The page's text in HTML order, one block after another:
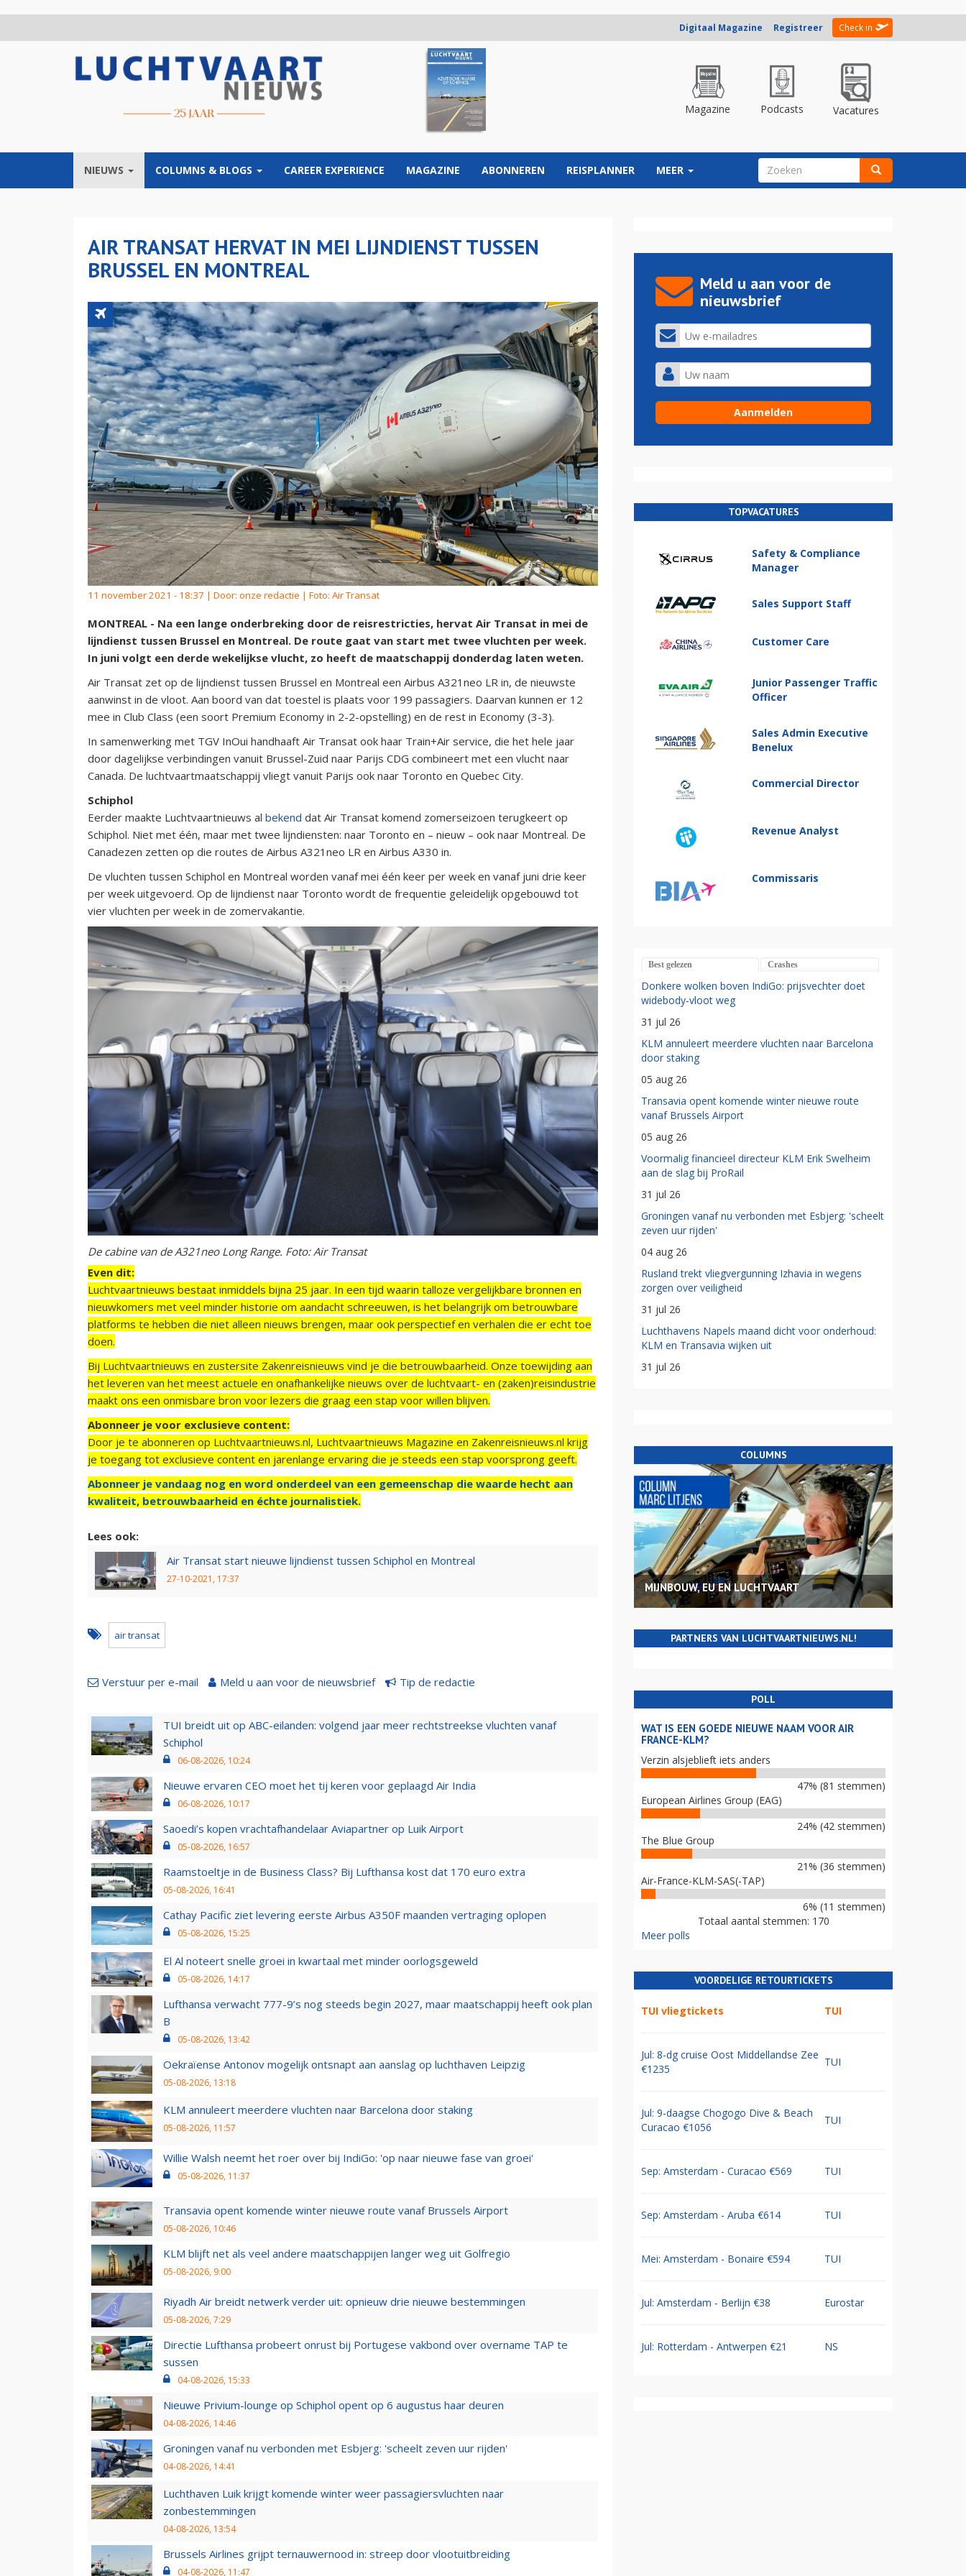
Digitaal Magazine Registreer Check in
Magazine Podcasts Vacatures
NIEUWS COLUMNS & BLOGS CAREER EXPERIENCE MAGAZINE ABONNEREN REISPLANNER MEER ZOEKVELD
AIR TRANSAT HERVAT IN MEI LIJNDIENST TUSSEN
BRUSSEL EN MONTREAL
11 november 2021 - 18:37 | Door: onze redactie | Foto: Air Transat
MONTREAL - Na een lange onderbreking door de reisrestricties, hervat Air Transat in mei de
lijndienst tussen Brussel en Montreal. De route gaat van start met twee vluchten per week.
In juni volgt een derde wekelijkse vlucht, zo heeft de maatschappij donderdag laten weten.
Air Transat zet op de lijndienst tussen Brussel en Montreal een Airbus A321neo LR in, de nieuwste
aanwinst in de vloot. Aan boord van dat toestel is plaats voor 199 passagiers. Daarvan kunnen er 12
mee in Club Class (een soort Premium Economy in 2-2-opstelling) en de rest in Economy (3-3).
In samenwerking met TGV InOui handhaaft Air Transat ook haar Train+Air service, die het hele jaar
door dagelijkse verbindingen vanuit Brussel-Zuid naar Parijs CDG combineert met een vlucht naar
Canada. De luchtvaartmaatschappij vliegt vanuit Parijs ook naar Toronto en Quebec City.
Schiphol
Eerder maakte Luchtvaartnieuws al bekend dat Air Transat komend zomerseizoen terugkeert op
Schiphol. Niet met één, maar met twee lijndiensten: naar Toronto en – nieuw – ook naar Montreal. De
Canadezen zetten op die routes de Airbus A321neo LR en Airbus A330 in.
De vluchten tussen Schiphol en Montreal worden vanaf mei één keer per week en vanaf juni drie keer
per week uitgevoerd. Op de lijndienst naar Toronto wordt de frequentie geleidelijk opgebouwd tot
vier vluchten per week in de zomervakantie.
De cabine van de A321neo Long Range. Foto: Air Transat
Even dit:
Luchtvaartnieuws bestaat inmiddels bijna 25 jaar. In een tijd waarin talloze vergelijkbare bronnen en
nieuwkomers met veel minder historie om aandacht schreeuwen, is het belangrijk om betrouwbare
platforms te hebben die niet alleen nieuws brengen, maar ook perspectief en verhalen die er echt toe
doen.
Bij Luchtvaartnieuws en zustersite Zakenreisnieuws vind je die betrouwbaarheid. Onze toewijding aan
het leveren van het meest actuele en onafhankelijke nieuws over de luchtvaart- en (zaken)reisindustrie
maakt ons een onmisbare bron voor lezers die graag een stap voor willen blijven.
Abonneer je voor exclusieve content:
Door je te abonneren op Luchtvaartnieuws.nl, Luchtvaartnieuws Magazine en Zakenreisnieuws.nl krijg
je toegang tot exclusieve content en jarenlange ervaring die je steeds een stap voorsprong geeft.
Abonneer je vandaag nog en word onderdeel van een gemeenschap die waarde hecht aan
kwaliteit, betrouwbaarheid en échte journalistiek.
Lees ook:
Air Transat start nieuwe lijndienst tussen Schiphol en Montreal
27-10-2021, 17:37
air transat
Verstuur per e-mail Meld u aan voor de nieuwsbrief Tip de redactie
TUI breidt uit op ABC-eilanden: volgend jaar meer rechtstreekse vluchten vanaf
Schiphol
06-08-2026, 10:24
Nieuwe ervaren CEO moet het tij keren voor geplaagd Air India
06-08-2026, 10:17
Saoedi’s kopen vrachtafhandelaar Aviapartner op Luik Airport
05-08-2026, 16:57
Raamstoeltje in de Business Class? Bij Lufthansa kost dat 170 euro extra
05-08-2026, 16:41
Cathay Pacific ziet levering eerste Airbus A350F maanden vertraging oplopen
05-08-2026, 15:25
El Al noteert snelle groei in kwartaal met minder oorlogsgeweld
05-08-2026, 14:17
Lufthansa verwacht 777-9’s nog steeds begin 2027, maar maatschappij heeft ook plan
B
05-08-2026, 13:42
Oekraïense Antonov mogelijk ontsnapt aan aanslag op luchthaven Leipzig
05-08-2026, 13:18
KLM annuleert meerdere vluchten naar Barcelona door staking
05-08-2026, 11:57
Willie Walsh neemt het roer over bij IndiGo: 'op naar nieuwe fase van groei'
05-08-2026, 11:37
Transavia opent komende winter nieuwe route vanaf Brussels Airport
05-08-2026, 10:46
KLM blijft net als veel andere maatschappijen langer weg uit Golfregio
05-08-2026, 9:00
Riyadh Air breidt netwerk verder uit: opnieuw drie nieuwe bestemmingen
05-08-2026, 7:29
Directie Lufthansa probeert onrust bij Portugese vakbond over overname TAP te
sussen
04-08-2026, 15:33
Nieuwe Privium-lounge op Schiphol opent op 6 augustus haar deuren
04-08-2026, 14:46
Groningen vanaf nu verbonden met Esbjerg: 'scheelt zeven uur rijden'
04-08-2026, 14:41
Luchthaven Luik krijgt komende winter weer passagiersvluchten naar
zonbestemmingen
04-08-2026, 13:54
Brussels Airlines grijpt ternauwernood in: streep door vlootuitbreiding
04-08-2026, 11:47
Meld u aan voor de
nieuwsbrief
TOPVACATURES
Safety & Compliance
Manager
Sales Support Staff
Customer Care
Junior Passenger Traffic
Officer
Sales Admin Executive
Benelux
Commercial Director
Revenue Analyst
Commissaris
Best gelezen Crashes
Donkere wolken boven IndiGo: prijsvechter doet
widebody-vloot weg
31 jul 26
KLM annuleert meerdere vluchten naar Barcelona
door staking
05 aug 26
Transavia opent komende winter nieuwe route
vanaf Brussels Airport
05 aug 26
Voormalig financieel directeur KLM Erik Swelheim
aan de slag bij ProRail
31 jul 26
Groningen vanaf nu verbonden met Esbjerg: 'scheelt
zeven uur rijden'
04 aug 26
Rusland trekt vliegvergunning Izhavia in wegens
zorgen over veiligheid
31 jul 26
Luchthavens Napels maand dicht voor onderhoud:
KLM en Transavia wijken uit
31 jul 26
COLUMNS
MIJNBOUW, EU EN LUCHTVAART
PARTNERS VAN LUCHTVAARTNIEUWS.NL!
POLL
WAT IS EEN GOEDE NIEUWE NAAM VOOR AIR
FRANCE-KLM?
Verzin alsjeblieft iets anders
47% (81 stemmen)
European Airlines Group (EAG)
24% (42 stemmen)
The Blue Group
21% (36 stemmen)
Air-France-KLM-SAS(-TAP)
6% (11 stemmen)
Totaal aantal stemmen: 170
Meer polls
VOORDELIGE RETOURTICKETS
TUI vliegtickets TUI
Jul: 8-dg cruise Oost Middellandse Zee
€1235
TUI
Jul: 9-daagse Chogogo Dive & Beach
Curacao €1056
TUI
Sep: Amsterdam - Curacao €569 TUI
Sep: Amsterdam - Aruba €614 TUI
Mei: Amsterdam - Bonaire €594 TUI
Jul: Amsterdam - Berlijn €38 Eurostar
Jul: Rotterdam - Antwerpen €21 NS